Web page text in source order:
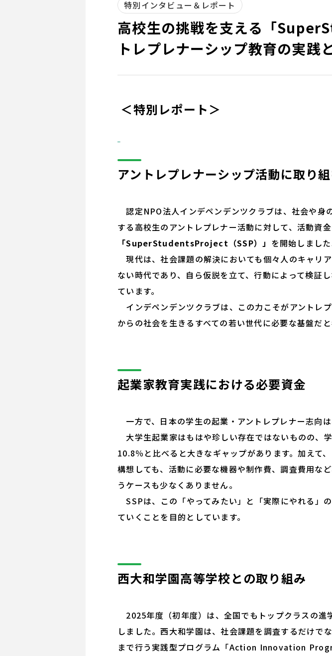
特別インタビュー＆レポート
高校生の挑戦を支える「
トレプレナーシップ教育の実践
＜特別レポート＞
アントレプレナーシップ活動に取り
認定NPO法人インデペンデンツクラブは、社会や身
する高校生のアントレプレナー活動に対して、活動資
「SuperStudentsProject（SSP）」 を開始しました
現代は、社会課題の解決においても個々人のキャリ
ない時代であり、自ら仮説を立て、行動によって検証
ています。
インデペンデンツクラブは、この力こそがアントレ
からの社会を生きるすべての若い世代に必要な基盤だと
起業家教育実践における必要資金
一方で、日本の学生の起業・アントレプレナー志向は
大学生起業家はもはや珍しい存在ではないものの、
10.8％と比べると大きなギャップがあります。加えて
構想しても、活動に必要な機器や制作費、調査費用な
うケースも少なくありません。
SSPは、この「やってみたい」と「実際にやれる」
ていくことを目的としています。
西大和学園高等学校との取り組み
2025年度（初年度）は、全国でもトップクラスの進
しました。西大和学園は、社会課題を調査するだけで
まで行う実践型プログラム「Action Innovation